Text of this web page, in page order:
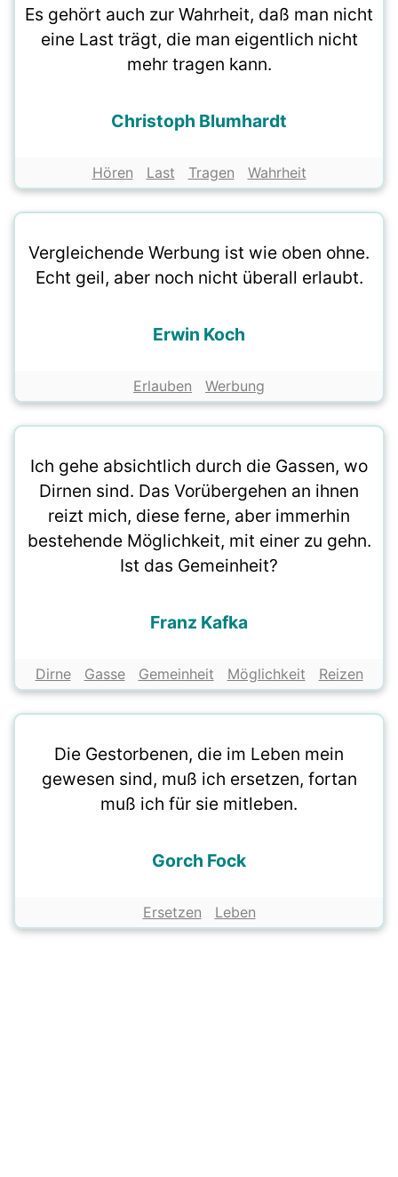
Es gehört auch zur Wahrheit, daß man nicht
eine Last trägt, die man eigentlich nicht
mehr tragen kann.
Christoph Blumhardt
Hören Last Tragen Wahrheit
Vergleichende Werbung ist wie oben ohne.
Echt geil, aber noch nicht überall erlaubt.
Erwin Koch
Erlauben Werbung
Ich gehe absichtlich durch die Gassen, wo
Dirnen sind. Das Vorübergehen an ihnen
reizt mich, diese ferne, aber immerhin
bestehende Möglichkeit, mit einer zu gehn.
Ist das Gemeinheit?
Franz Kafka
Dirne Gasse Gemeinheit Möglichkeit Reizen
Die Gestorbenen, die im Leben mein
gewesen sind, muß ich ersetzen, fortan
muß ich für sie mitleben.
Gorch Fock
Ersetzen Leben